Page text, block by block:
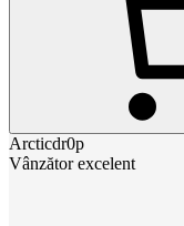
Arcticdr0p
Vânzător excelent